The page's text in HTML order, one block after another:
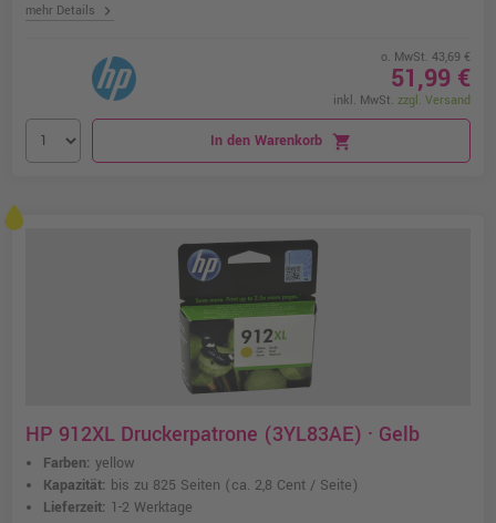
mehr Details chevron_right
o. MwSt. 43,69 €
51,99 €
inkl. MwSt. zzgl. Versand
In den Warenkorb shopping_cart
HP 912XL Druckerpatrone (3YL83AE) · Gelb
Farben: yellow
Kapazität: bis zu 825 Seiten (ca. 2,8 Cent / Seite)
Lieferzeit: 1-2 Werktage